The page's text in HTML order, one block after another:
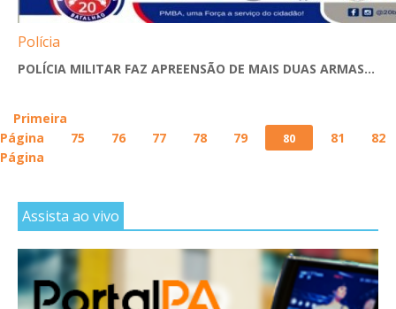
Polícia
POLÍCIA MILITAR FAZ APREENSÃO DE MAIS DUAS ARMAS...
Primeira
Página
75 76 77 78 79 80 81
82
Página
Assista ao vivo